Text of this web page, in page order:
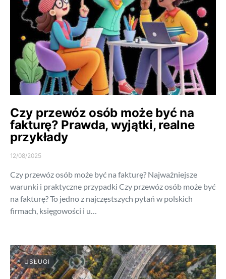
Czy przewóz osób może być na
fakturę? Prawda, wyjątki, realne
przykłady
12/08/2025
Czy przewóz osób może być na fakturę? Najważniejsze
warunki i praktyczne przypadki Czy przewóz osób może być
na fakturę? To jedno z najczęstszych pytań w polskich
firmach, księgowości i u…
USŁUGI